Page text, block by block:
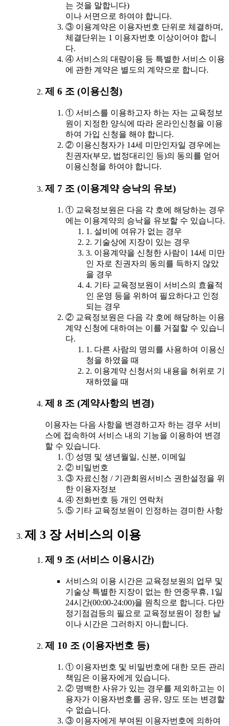
는 것을 말합니다)
이나 서면으로 하여야 합니다.
③ 이용계약은 이용자번호 단위로 체결하며,
체결단위는 1 이용자번호 이상이어야 합니
다.
④ 서비스의 대량이용 등 특별한 서비스 이용
에 관한 계약은 별도의 계약으로 합니다.
제 6 조 (이용신청)
① 서비스를 이용하고자 하는 자는 교육정보
원이 지정한 양식에 따라 온라인신청을 이용
하여 가입 신청을 해야 합니다.
② 이용신청자가 14세 미만인자일 경우에는
친권자(부모, 법정대리인 등)의 동의를 얻어
이용신청을 하여야 합니다.
제 7 조 (이용계약 승낙의 유보)
① 교육정보원은 다음 각 호에 해당하는 경우
에는 이용계약의 승낙을 유보할 수 있습니다.
1. 설비에 여유가 없는 경우
2. 기술상에 지장이 있는 경우
3. 이용계약을 신청한 사람이 14세 미만
인 자로 친권자의 동의를 득하지 않았
을 경우
4. 기타 교육정보원이 서비스의 효율적
인 운영 등을 위하여 필요하다고 인정
되는 경우
② 교육정보원은 다음 각 호에 해당하는 이용
계약 신청에 대하여는 이를 거절할 수 있습니
다.
1. 다른 사람의 명의를 사용하여 이용신
청을 하였을 때
2. 이용계약 신청서의 내용을 허위로 기
재하였을 때
제 8 조 (계약사항의 변경)
이용자는 다음 사항을 변경하고자 하는 경우 서비
스에 접속하여 서비스 내의 기능을 이용하여 변경
할 수 있습니다.
① 성명 및 생년월일, 신분, 이메일
② 비밀번호
③ 자료신청 / 기관회원서비스 권한설정을 위
한 이용자정보
④ 전화번호 등 개인 연락처
⑤ 기타 교육정보원이 인정하는 경미한 사항
제 3 장 서비스의 이용
제 9 조 (서비스 이용시간)
서비스의 이용 시간은 교육정보원의 업무 및
기술상 특별한 지장이 없는 한 연중무휴, 1일
24시간(00:00-24:00)을 원칙으로 합니다. 다만
정기점검등의 필요로 교육정보원이 정한 날
이나 시간은 그러하지 아니합니다.
제 10 조 (이용자번호 등)
① 이용자번호 및 비밀번호에 대한 모든 관리
책임은 이용자에게 있습니다.
② 명백한 사유가 있는 경우를 제외하고는 이
용자가 이용자번호를 공유, 양도 또는 변경할
수 없습니다.
③ 이용자에게 부여된 이용자번호에 의하여